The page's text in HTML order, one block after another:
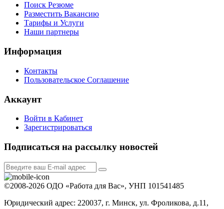
Поиск Резюме
Разместить Вакансию
Тарифы и Услуги
Наши партнеры
Информация
Контакты
Пользовательское Соглашение
Аккаунт
Войти в Кабинет
Зарегистрироваться
Подписаться на рассылку новостей
©2008-2026 ОДО «Работа для Вас», УНП 101541485
Юридический адрес: 220037, г. Минск, ул. Фроликова, д.11,